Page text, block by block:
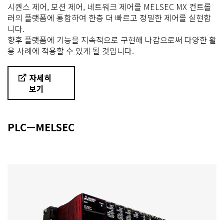
시퀀스 제어, 모션 제어, 네트워크 제어를 MELSEC MX 컨트롤
러의 플랫폼에 통합하여 한층 더 빠르고 정밀한 제어를 실현합
니다.
향후 플랫폼에 기능을 지속적으로 구현해 나감으로써 다양한 활
용 사례에 적용할 수 있게 될 것입니다.
자세히
보기
PLC—MELSEC